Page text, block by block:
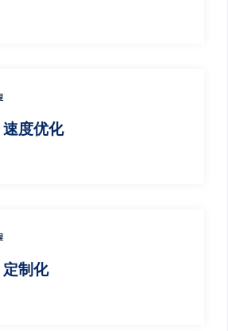
度优化
制化